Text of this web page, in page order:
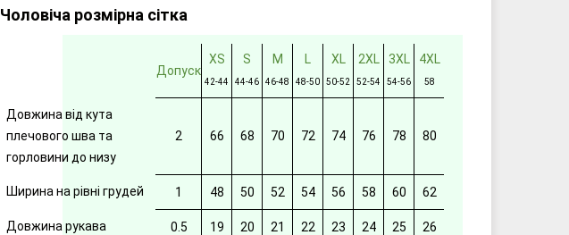
Чоловіча розмірна сітка
Допуск
XS
42-44
S
44-46
M
46-48
L
48-50
XL
50-52
2XL
52-54
3XL
54-56
4XL
58
Довжина від кута
плечового шва та
горловини до низу
2 66 68 70 72 74 76 78 80
Ширина на рівні грудей 1 48 50 52 54 56 58 60 62
Довжина рукава 0.5 19 20 21 22 23 24 25 26